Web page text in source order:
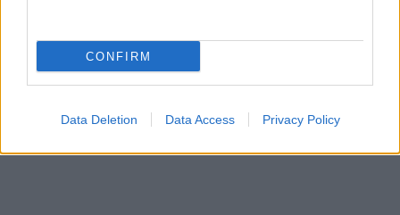
CONFIRM
Data Deletion Data Access Privacy Policy
Lorenzo - Firenze